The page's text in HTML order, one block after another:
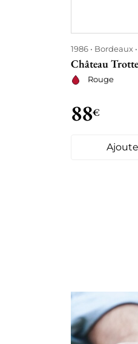
1986 Bordeaux
Château
Rouge
88€